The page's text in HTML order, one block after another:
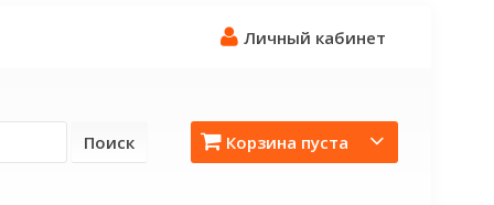
Личный кабинет
Корзина пуста
Поиск